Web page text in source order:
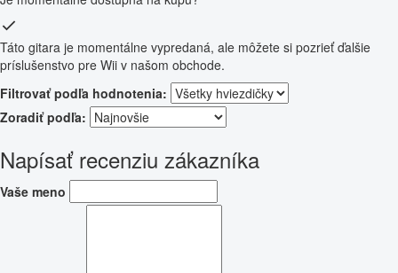
Táto gitara je momentálne vypredaná, ale môžete si pozrieť ďalšie
príslušenstvo pre Wii v našom obchode.
Filtrovať podľa hodnotenia:
Zoradiť podľa:
Napísať recenziu zákazníka
Vaše meno